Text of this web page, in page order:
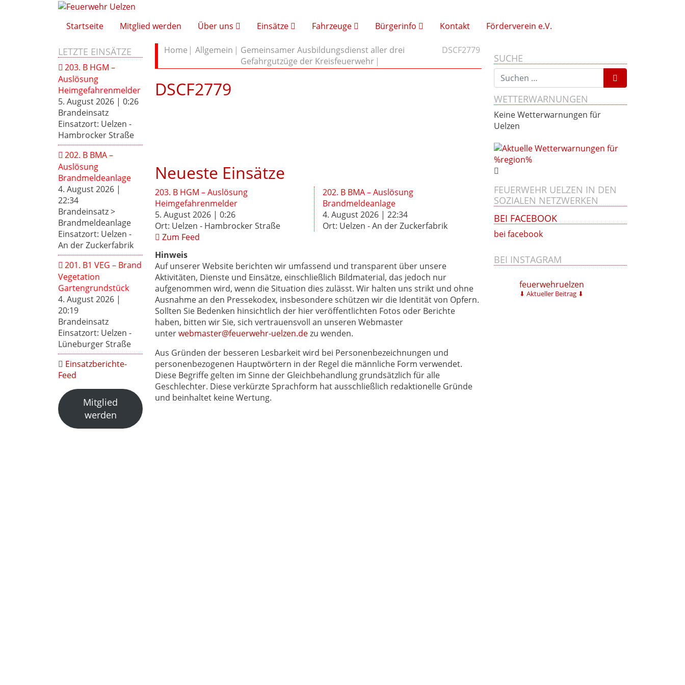
Startseite Mitglied werden Über uns Einsätze Fahrzeuge Bürgerinfo Kontakt Förderverein e.V.
LETZTE EINSÄTZE
203. B HGM –
Auslösung
Heimgefahrenmelder
5. August 2026 | 0:26
Brandeinsatz
Einsatzort: Uelzen -
Hambrocker Straße
202. B BMA –
Auslösung
Brandmeldeanlage
4. August 2026 |
22:34
Brandeinsatz >
Brandmeldeanlage
Einsatzort: Uelzen -
An der Zuckerfabrik
201. B1 VEG – Brand
Vegetation
Gartengrundstück
4. August 2026 |
20:19
Brandeinsatz
Einsatzort: Uelzen -
Lüneburger Straße
Einsatzberichte-
Feed
Mitglied
werden
Home Allgemein
Gemeinsamer Ausbildungsdienst aller drei
Gefahrgutzüge der Kreisfeuerwehr
DSCF2779
DSCF2779
Neueste Einsätze
203. B HGM – Auslösung
Heimgefahrenmelder
5. August 2026 | 0:26
Ort: Uelzen - Hambrocker Straße
202. B BMA – Auslösung
Brandmeldeanlage
4. August 2026 | 22:34
Ort: Uelzen - An der Zuckerfabrik
Zum Feed
Hinweis
Auf unserer Website berichten wir umfassend und transparent über unsere
Aktivitäten, Dienste und Einsätze, einschließlich Bildmaterial, das jedoch nur
aufgenommen wird, wenn die Situation dies zulässt. Wir halten uns strikt und ohne
Ausnahme an den Pressekodex, insbesondere schützen wir die Identität von Opfern.
Sollten Sie Bedenken hinsichtlich der hier veröffentlichten Fotos oder Berichte
haben, bitten wir Sie, sich vertrauensvoll an unseren Webmaster
unterwebmaster@feuerwehr-uelzen.dezu wenden.
Aus Gründen der besseren Lesbarkeit wird bei Personenbezeichnungen und
personenbezogenen Hauptwörtern in der Regel die männliche Form verwendet.
Diese Begriffe gelten im Sinne der Gleichbehandlung grundsätzlich für alle
Geschlechter. Diese verkürzte Sprachform hat ausschließlich redaktionelle Gründe
und beinhaltet keine Wertung.
SUCHE
Suchen nach:
WETTERWARNUNGEN
Keine Wetterwarnungen für
Uelzen
FEUERWEHR UELZEN IN DEN
SOZIALEN NETZWERKEN
BEI FACEBOOK
bei facebook
BEI INSTAGRAM
feuerwehruelzen
⬇ Aktueller Beitrag ⬇